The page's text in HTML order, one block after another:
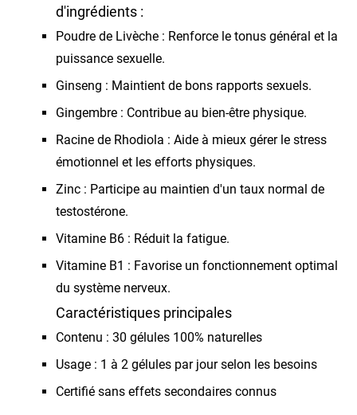
d'ingrédients :
Poudre de Livèche : Renforce le tonus général et la
puissance sexuelle.
Ginseng : Maintient de bons rapports sexuels.
Gingembre : Contribue au bien-être physique.
Racine de Rhodiola : Aide à mieux gérer le stress
émotionnel et les efforts physiques.
Zinc : Participe au maintien d'un taux normal de
testostérone.
Vitamine B6 : Réduit la fatigue.
Vitamine B1 : Favorise un fonctionnement optimal
du système nerveux.
Caractéristiques principales
Contenu : 30 gélules 100% naturelles
Usage : 1 à 2 gélules par jour selon les besoins
Certifié sans effets secondaires connus